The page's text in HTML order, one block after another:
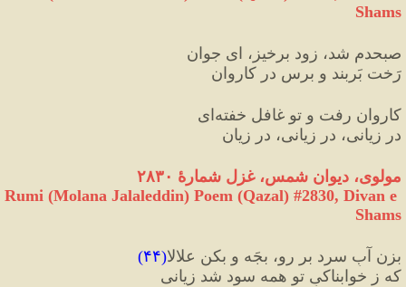
Shams
صبحدم شد، زود برخیز، ای جوان
رَخت بَربند و برس در کاروان
کاروان رفت و تو غافل خفته‌ای
در زیانی، در زیانی، در زیان
مولوی، دیوان شمس، غزل شمارهٔ ۲۸۳۰
Rumi (Molana Jalaleddin) Poem (Qazal) #2830, Divan e
Shams
بزن آبِ سرد بر رو، بجَه و بکن علالا(۴۴)
که ز خوابناکیِ تو همه سود شد زیانی